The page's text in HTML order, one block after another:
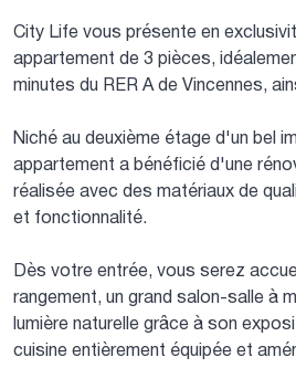
City Life vous présente en
appartement de 3 pièces,
minutes du RER A de Vincennes,
Niché au deuxième étage d'un bel
appartement a bénéficié d'une
réalisée avec des matériaux de
et fonctionnalité.
Dès votre entrée, vous serez
rangement, un grand salon-salle à
lumière naturelle grâce à son
cuisine entièrement équipée et